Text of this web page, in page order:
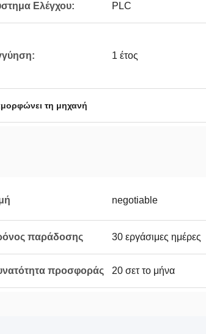
Ελέγχου: PLC
1 έτος
τη μηχανή
negotiable
παράδοσης 30 εργάσιμες ημέρες
προσφοράς 20 σετ το μήνα